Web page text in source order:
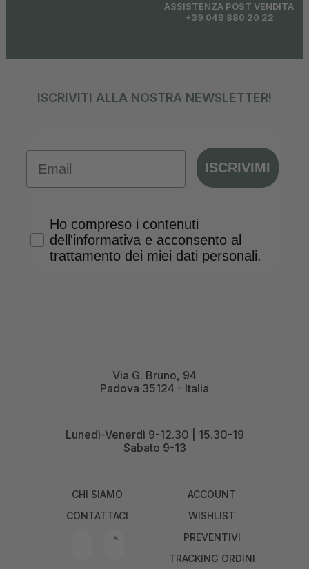
ASSISTENZA POST VENDITA
+39 049 880 20 22
ISCRIVITI ALLA NOSTRA NEWSLETTER!
ISCRIVIMI
Privacy Policy
Ho compreso i contenuti
dell'informativa e acconsento al
trattamento dei miei dati personali.
Via G. Bruno, 94
Padova 35124 - Italia
Lunedì-Venerdì 9-12.30 | 15.30-19
Sabato 9-13
CHI SIAMO
CONTATTACI
ACCOUNT
WISHLIST
PREVENTIVI
TRACKING ORDINI